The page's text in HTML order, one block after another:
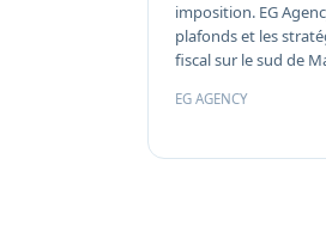
imposition. EG
plafonds et les
fiscal sur le sud de
EG AGENCY